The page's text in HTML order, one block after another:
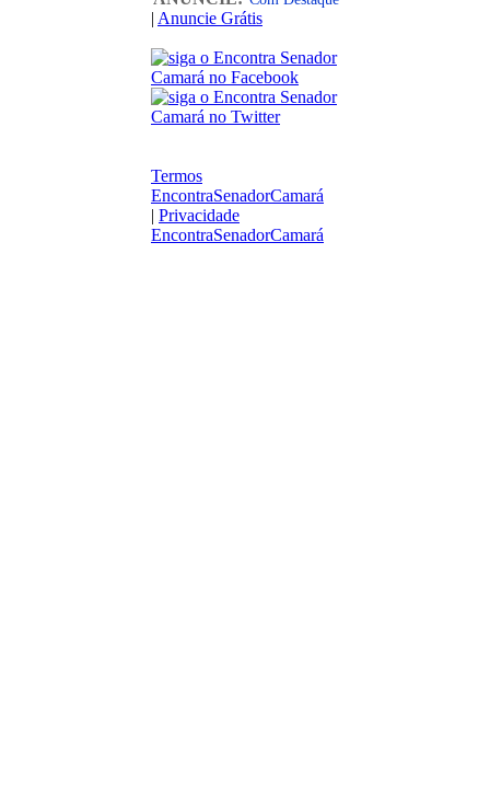
| Anuncie Grátis
Termos
EncontraSenadorCamará
| Privacidade
EncontraSenadorCamará